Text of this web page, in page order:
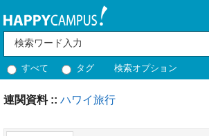
すべて タグ 検索オプション
連関資料 :: ハワイ旅行